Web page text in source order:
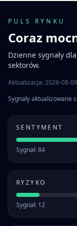
PULS RYNKU
Coraz
Dzienne sygnały
sektorów.
Aktualizacja: 2026-08-09
Sygnały aktualizowane
SENTYMENT
Sygnał: 84
RYZYKO
Sygnał: 12